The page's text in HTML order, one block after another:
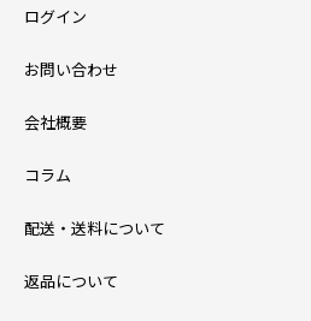
ログイン
お問い合わせ
会社概要
コラム
配送・送料について
返品について